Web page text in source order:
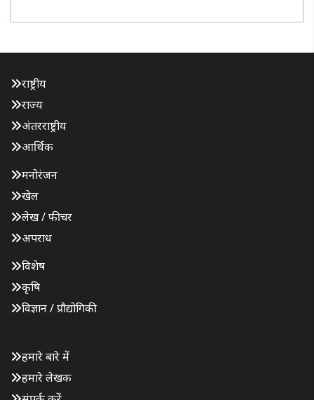
राष्ट्रीय
राज्य
अंतरराष्ट्रीय
आर्थिक
मनोरंजन
खेल
लेख / फीचर
अपराध
विशेष
कृषि
विज्ञान / प्रौद्योगिकी
हमारे बारे में
हमारे लेखक